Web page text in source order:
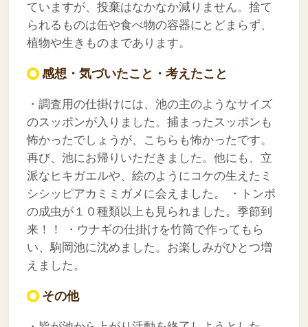
ていますが、投棄はなかなか減りません。捨て
られるものは缶や食べ物の容器にとどまらず、
植物や生きものまであります。
感想・気づいたこと・考えたこと
・調査用の仕掛けには、池の主のようなサイズ
のスッポンが入りました。捕まったスッポンも
怖かったでしょうが、こちらも怖かったです。
再び、池にお帰りいただきました。他にも、立
派なヒキガエルや、絵のようにコケの生えたミ
シシッピアカミミガメに会えました。
・トンボ
の成虫が１０種類以上も見られました。季節到
来！！
・ウナギの仕掛けを竹筒で作ってもら
い、駒岡池に沈めました。お楽しみがひとつ増
えました。
その他